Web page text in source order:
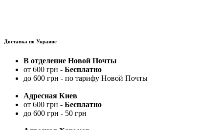
Доставка по Украине
В отделение Новой Почты
от 600 грн - Бесплатно
до 600 грн - по тарифу Новой Почты
Адресная Киев
от 600 грн - Бесплатно
до 600 грн - 50 грн